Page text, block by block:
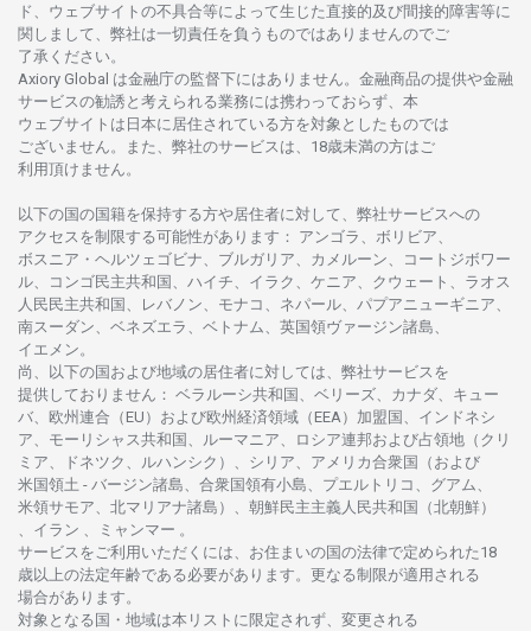
ド、 ウェブサイトの不具合等に よって生じた 直接的及び間接的障害等に
関し まして、 弊社は一切責任を負うものではありませんのでご
了承ください。
Axiory Global は金融庁の監督下にはありません。 金融商品の提供や金融
サービスの勧誘と 考えられる業務には携わっておらず、 本
ウェブサイトは 日本に 居住さ れている方を対象としたものでは
ございません。
また、 弊社のサービスは、18歳未満の方は ご
利用頂けません 。
以下の国の国籍を保持する方や居住者に対して、 弊社サービスへの
アクセスを制限する可能性があります ： アンゴラ、ボリビア、
ボスニア ・ ヘルツェゴビナ、ブルガリア、カメルーン、コートジボワー
ル、
コンゴ民主共和国、ハイチ、イラク、ケニア、クウェート、 ラオス
人民民主共和国、レバノン、モナコ、ネパール、パプアニューギニア、
南スーダン、ベネズエラ、ベトナム、 英国領ヴァージン諸島、
イエメン。
尚、 以下の国および地域の居住者に対しては、 弊社サービスを
提供しておりません ： ベラルーシ共和国、ベリーズ、カナダ、キュー
バ、 欧州連合 （EU） および欧州経済領域 （EEA）加盟国、インドネシ
ア、 モーリシャス共和国、ルーマニア、 ロシア連邦および占領地 （クリ
ミア、ドネツク、ルハンシク）、シリア、 アメリカ合衆国 （および
米国領土 - バージン諸島、合衆国領有小島、プエルトリコ、グアム、
米領サモア、 北マリアナ諸島）、 朝鮮民主主義人民共和国 （北朝鮮）
、イラン 、ミャンマー 。
サービスを ご利用いただくには、お住まいの国の法律で定められた 18
歳以上の法定年齢である必要があります。 更なる制限が適用さ れる
場合があります。
対象となる国 ・ 地域は本 リストに限定さ れず、 変更さ れる